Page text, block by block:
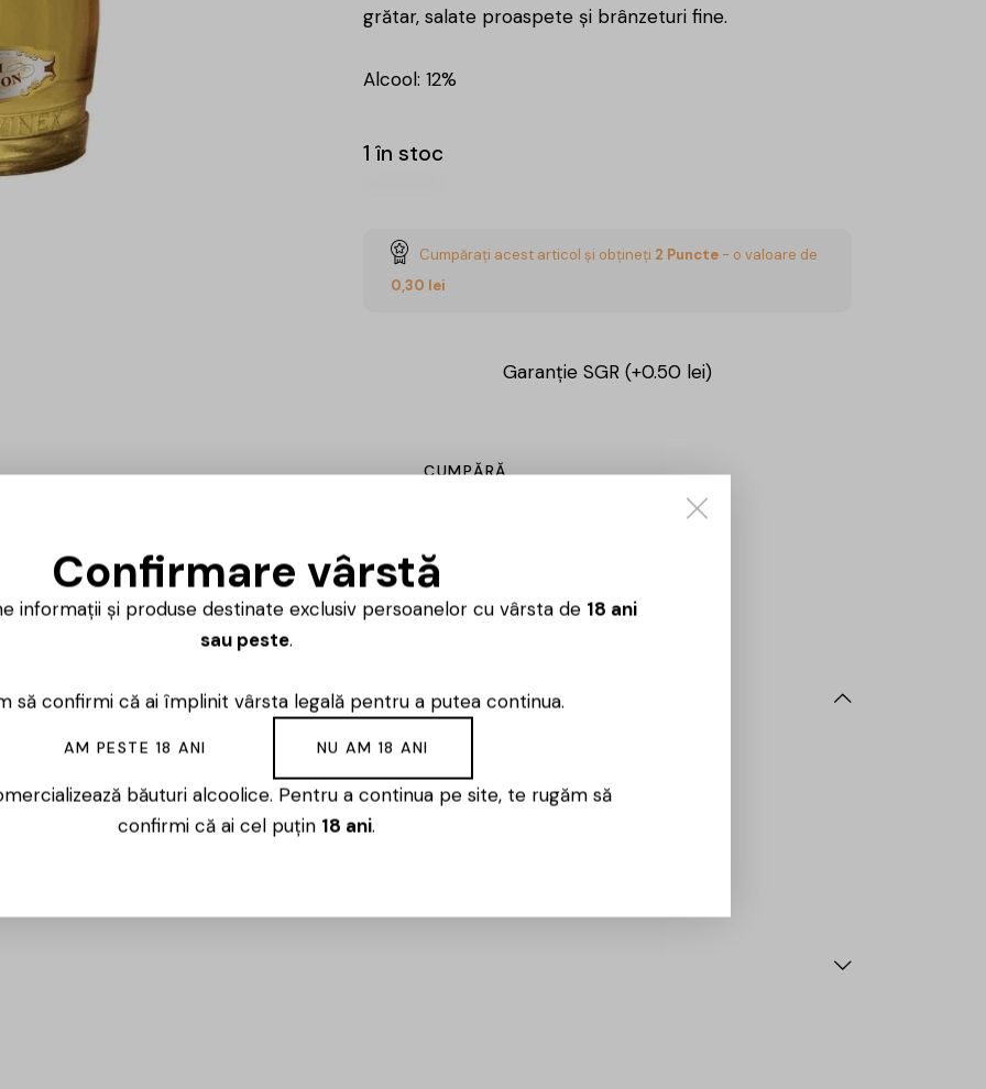
grătar, salate proaspete și brânzeturi fine.
Alcool: 12%
1 în stoc
Cumpărați acest articol și obțineți 2 Puncte - o valoare de
0,30 lei
Garanție SGR (+0.50 lei)
CUMPĂRĂ
Ai întrebări? Sună aici:
Luni – Vineri 09:00 – 18:00
Moldova – paralela 46, într-o zonă
vin de înaltă calitate și obținerii unor vinuri
să ajungă astăzi o fabrică modernă cu ciclu
bune tradiții ale vinificației, vinăria Tomai are
Confirmare vârstă
informații și produse destinate exclusiv persoanelor cu vârsta de 18 ani
sau peste.
să confirmi că ai împlinit vârsta legală pentru a putea continua.
AM PESTE 18 ANI NU AM 18 ANI
băuturi alcoolice. Pentru a continua pe site, te rugăm să
confirmi că ai cel puțin 18 ani.